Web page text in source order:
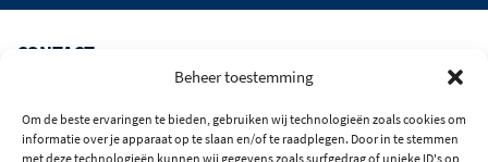
Beheer toestemming
Om de beste ervaringen te bieden, gebruiken wij technologieën zoals cookies om
informatie over je apparaat op te slaan en/of te raadplegen. Door in te stemmen
met deze technologieën kunnen wij gegevens zoals surfgedrag of unieke ID's op
CONTACT
HET BEDRIJF